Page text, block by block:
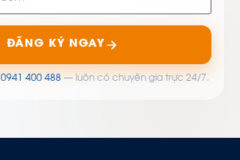
ĐĂNG KÝ NGAY
0941 400 488— luôn có chuyên gia trực 24/7.